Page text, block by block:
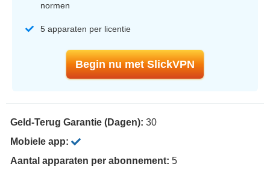
normen
5 apparaten per licentie
Begin nu met SlickVPN
Geld-Terug Garantie (Dagen): 30
Mobiele app:
Aantal apparaten per abonnement: 5